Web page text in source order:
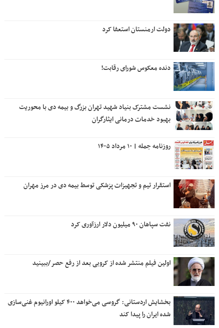
دولت ارمنستان استعفا کرد
دنده معکوس شورای رقابت!
نشست مشترک بنیاد شهید تهران بزرگ و بیمه دی با محوریت
بهبود خدمات درمانی ایثارگران
روزنامه جمله | ۱۰ مرداد ۱۴۰۵
استقرار تیم و تجهیزات پزشکی توسط بیمه دی در مرز مهران
نفت سپاهان ۹۰ میلیون دلار ارزآوری کرد
اولین فیلم منتشر شده از کروبی بعد از رفع حصر/ببینید
بخشایش اردستانی: گروسی می‌خواهد ۴۰۰ کیلو اورانیوم غنی‌سازی
شده ایران را پیدا کند